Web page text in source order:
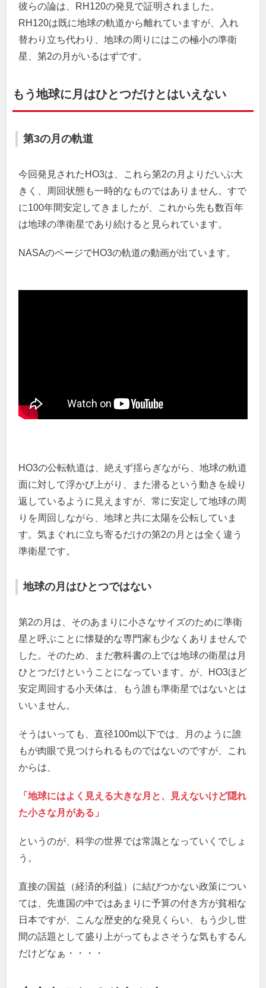
彼らの論は、RH120の発見で証明されました。
RH120は既に地球の軌道から離れていますが、入れ
替わり立ち代わり、地球の周りにはこの極小の準衛
星、第2の月がいるはずです。
もう地球に月はひとつだけとはいえない
第3の月の軌道
今回発見されたHO3は、これら第2の月よりだいぶ大
きく、周回状態も一時的なものではありません。すで
に100年間安定してきましたが、これから先も数百年
は地球の準衛星であり続けると見られています。
NASAのページでHO3の軌道の動画が出ています。
HO3の公転軌道は、絶えず揺らぎながら、地球の軌道
面に対して浮かび上がり、また潜るという動きを繰り
返しているように見えますが、常に安定して地球の周
りを周回しながら、地球と共に太陽を公転していま
す。気まぐれに立ち寄るだけの第2の月とは全く違う
準衛星です。
地球の月はひとつではない
第2の月は、そのあまりに小さなサイズのために準衛
星と呼ぶことに懐疑的な専門家も少なくありませんで
した。そのため、まだ教科書の上では地球の衛星は月
ひとつだけということになっています。が、HO3ほど
安定周回する小天体は、もう誰も準衛星ではないとは
いいません。
そうはいっても、直径100m以下では、月のように誰
もが肉眼で見つけられるものではないのですが、これ
からは、
「地球にはよく見える大きな月と、見えないけど隠れ
た小さな月がある」
というのが、科学の世界では常識となっていくでしょ
う。
直接の国益（経済的利益）に結びつかない政策につい
ては、先進国の中ではあまりに予算の付き方が貧相な
日本ですが、こんな歴史的な発見くらい、もう少し世
間の話題として盛り上がってもよさそうな気もするん
だけどなぁ・・・・